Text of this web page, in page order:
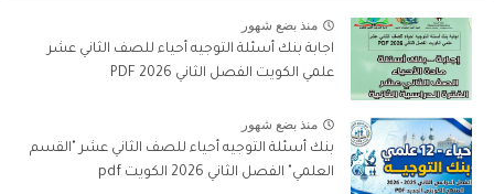
منذ بضع شهور
اجابة بنك أسئلة التوجيه أحياء للصف الثاني عشر
علمي الكويت الفصل الثاني 2026 PDF
منذ بضع شهور
بنك أسئلة التوجيه أحياء للصف الثاني عشر "القسم
العلمي" الفصل الثاني 2026 الكويت pdf